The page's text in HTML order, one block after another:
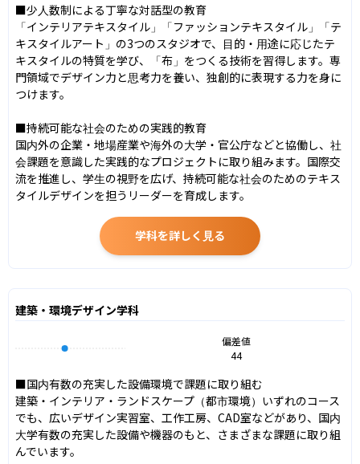
■少人数制による丁寧な対話型の教育
「インテリアテキスタイル」「ファッションテキスタイル」「テ
キスタイルアート」の3つのスタジオで、目的・用途に応じたテ
キスタイルの特質を学び、「布」をつくる技術を習得します。専
門領域でデザイン力と思考力を養い、独創的に表現する力を身に
つけます。
■持続可能な社会のための実践的教育
国内外の企業・地場産業や海外の大学・官公庁などと協働し、社
会課題を意識した実践的なプロジェクトに取り組みます。国際交
流を推進し、学生の視野を広げ、持続可能な社会のためのテキス
タイルデザインを担うリーダーを育成します。
学科を詳しく見る
建築・環境デザイン学科
偏差値
44
■国内有数の充実した設備環境で課題に取り組む
建築・インテリア・ランドスケープ（都市環境）いずれのコース
でも、広いデザイン実習室、工作工房、CAD室などがあり、国内
大学有数の充実した設備や機器のもと、さまざまな課題に取り組
んでいます。